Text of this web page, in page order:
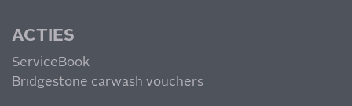
ACTIES
ServiceBook
Bridgestone carwash vouchers